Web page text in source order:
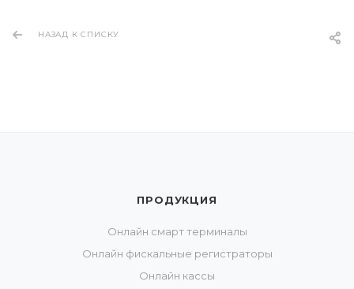
НАЗАД К СПИСКУ
ПРОДУКЦИЯ
Онлайн смарт терминалы
Онлайн фискальные регистраторы
Онлайн кассы